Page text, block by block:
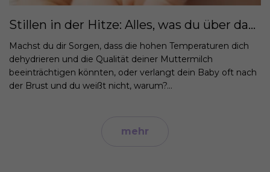
Stillen in der Hitze: Alles, was du über das Stillen deines Babys im Sommer wissen musst
Machst du dir Sorgen, dass die hohen Temperaturen dich
dehydrieren und die Qualität deiner Muttermilch
beeinträchtigen könnten, oder verlangt dein Baby oft nach
der Brust und du weißt nicht, warum?...
mehr